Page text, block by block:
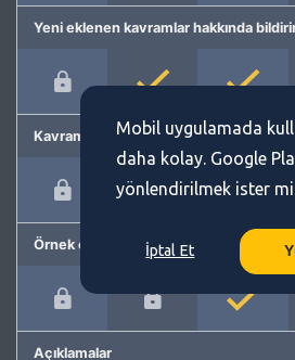
Yeni eklenen kavramlar hakkında
Kavram önerme
Örnek cümleler
Açıklamalar
Mobil uygulamada
daha kolay. Google
yönlendirilmek ister
İptal Et